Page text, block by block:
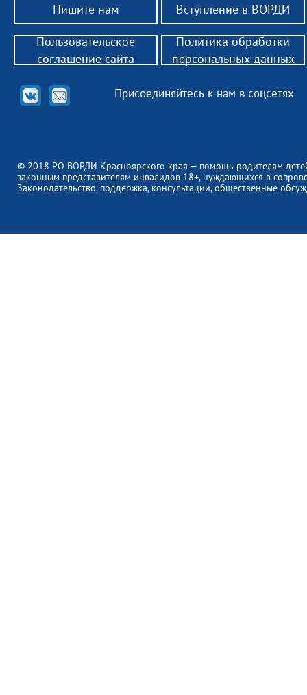
Пишите нам Вступление в ВОРДИ
© 2018 РО ВОРДИ Красноярского края — помощь родителям
законным представителям инвалидов 18+, нуждающихся в
Законодательство, поддержка, консультации, общественные
Присоединяйтесь к нам в соцсетях
Пользовательское
соглашение сайта
Политика обработки
персональных данных